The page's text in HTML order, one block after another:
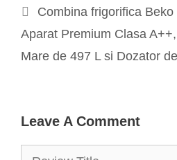
Post
navigation
Combina frigorifica
Aparat Premium Clasa
Mare de 497 L si Dozator
Leave A Comment